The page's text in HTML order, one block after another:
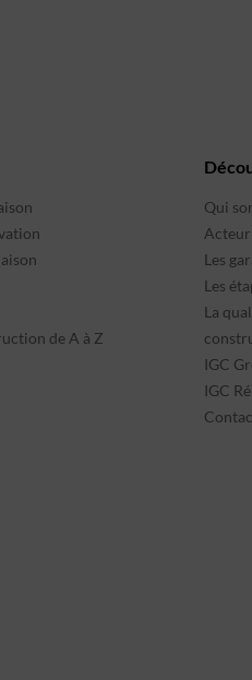
de A à Z
Qui
Les
Les
La
IGC
IGC